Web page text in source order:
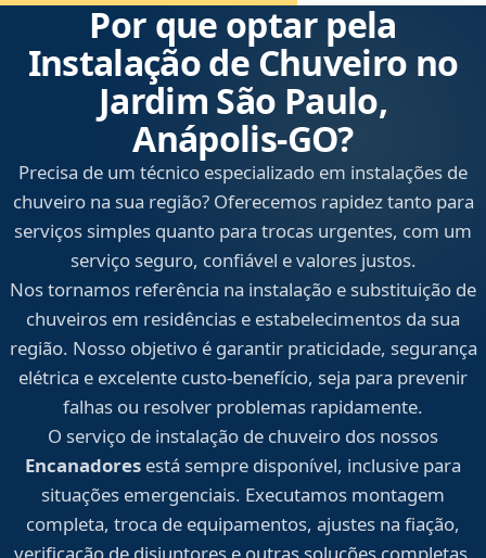
Por que optar pela
Instalação de Chuveiro no
Jardim São Paulo,
Anápolis‑GO?
Precisa de um técnico especializado em instalações de
chuveiro na sua região? Oferecemos rapidez tanto para
serviços simples quanto para trocas urgentes, com um
serviço seguro, confiável e valores justos.
Nos tornamos referência na instalação e substituição de
chuveiros em residências e estabelecimentos da sua
região. Nosso objetivo é garantir praticidade, segurança
elétrica e excelente custo-benefício, seja para prevenir
falhas ou resolver problemas rapidamente.
O serviço de instalação de chuveiro dos nossos
Encanadores está sempre disponível, inclusive para
situações emergenciais. Executamos montagem
completa, troca de equipamentos, ajustes na fiação,